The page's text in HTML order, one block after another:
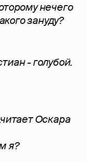
нечего
зануду?
- голубой.
Оскара
я?